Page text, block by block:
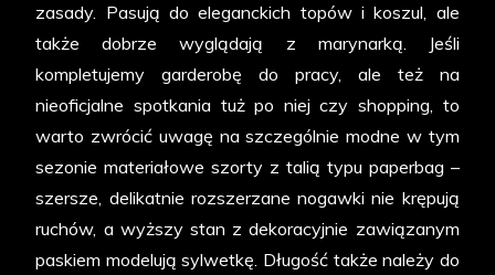
zasady. Pasują do eleganckich topów i koszul, ale
także dobrze wyglądają z marynarką. Jeśli
kompletujemy garderobę do pracy, ale też na
nieoficjalne spotkania tuż po niej czy shopping, to
warto zwrócić uwagę na szczególnie modne w tym
sezonie materiałowe szorty z talią typu paperbag –
szersze, delikatnie rozszerzane nogawki nie krępują
ruchów, a wyższy stan z dekoracyjnie zawiązanym
paskiem modelują sylwetkę. Długość także należy do